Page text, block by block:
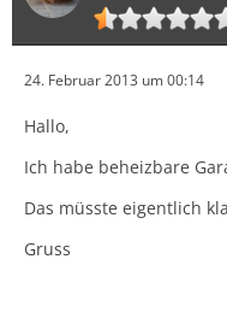
24. Februar 2013 um 00:14
Hallo,
Ich habe beheizbare
Das müsste eigentlich
Gruss